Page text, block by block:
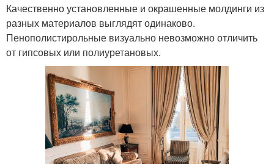
Качественно установленные и окрашенные молдинги из
разных материалов выглядят одинаково.
Пенополистирольные визуально невозможно отличить
от гипсовых или полиуретановых.